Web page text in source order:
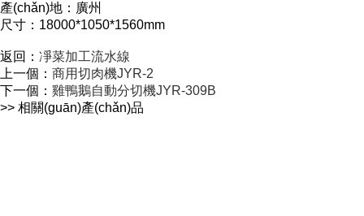
產(chǎn)地：廣州
尺寸：18000*1050*1560mm
返回： 凈菜加工流水線
上一個： 商用切肉機JYR-2
下一個： 雞鴨鵝自動分切機JYR-309B
>> 相關(guān)產(chǎn)品